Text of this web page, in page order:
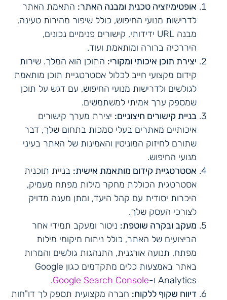
אופטימיזציה טכנית ומבנה האתר: התאמת האתר
לדרישות מנועי החיפוש, כולל שיפור מהירות טעינה,
מבנה URL ידידותי, קישורים פנימיים נכונים,
היררכיה ברורה ומותאמת ועוד.
יצירת תוכן איכותי ומקורי: התוכן הוא המלך. שירות
קידום מקצועי חייב לכלול אסטרטגיית תוכן מותאמת
לגולשים ולדרישות מנועי החיפוש, עם דגש על תוכן
שמספק ערך אמיתי למשתמשים.
בניית קישורים חיצוניים: יצירת מערך קישורים
איכותיים מאתרים בעלי סמכות בתחום שלך, דבר
שתורם לחיזוק המוניטין והאמינות של האתר בעיני
מנועי החיפוש.
אסטרטגיית קידום מותאמת אישית: בניית תוכנית
אסטרטגית הכוללת מחקר מילות מפתח מעמיק,
היכרות יסודית עם קהל היעד, ומתן מענה מדויק
לצורכי העסק שלך.
מעקב ובקרה שוטפת: ניטור ומעקב תמידי אחר
הביצועים של האתר, כולל ניתוח מיקומי מילות
מפתח, תנועה אורגנית, התנהגות גולשים והמרות
באתר באמצעות כלים מתקדמים כגון Google
Analytics ו-
Google Search Console
.
דיווח שקוף ללקוח: חברה מקצועית תספק לך דו"חות